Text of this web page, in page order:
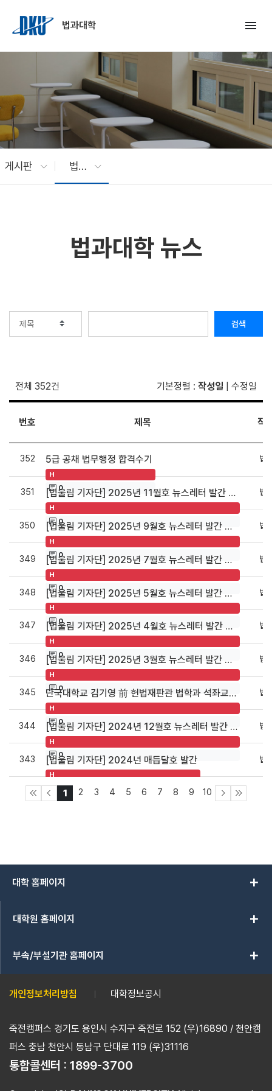
법과대학
menu
게시판 법과대학 뉴스
법과대학 뉴스
검색
전체 352건 기본정렬 : 작성일 수정일
번호 제목 작
352 5급 공채 법무행정 합격수기
H
0
법
351 [법울림 기자단] 2025년 11월호 뉴스레터 발간 안내
H
0
법
350 [법울림 기자단] 2025년 9월호 뉴스레터 발간 안내
H
0
법
349 [법울림 기자단] 2025년 7월호 뉴스레터 발간 안내
H
0
법
348 [법울림 기자단] 2025년 5월호 뉴스레터 발간 안내
H
0
법
347 [법울림 기자단] 2025년 4월호 뉴스레터 발간 안내
H
0
법
346 [법울림 기자단] 2025년 3월호 뉴스레터 발간 안내
H
0
법
345 단국대학교 김기영 前 헌법재판관 법학과 석좌교수 초빙
H
0
법
344 [법울림 기자단] 2024년 12월호 뉴스레터 발간 안내
H
0
법
343 [법울림 기자단] 2024년 매듭달호 발간
H
0
법
1 2 3 4 5 6 7 8 9 10
대학 홈페이지 add
대학원 홈페이지 add
부속/부설기관 홈페이지 add
개인정보처리방침 대학정보공시
죽전캠퍼스 경기도 용인시 수지구 죽전로 152 (우)16890 / 천안캠
퍼스 충남 천안시 동남구 단대로 119 (우)31116
통합콜센터 : 1899-3700